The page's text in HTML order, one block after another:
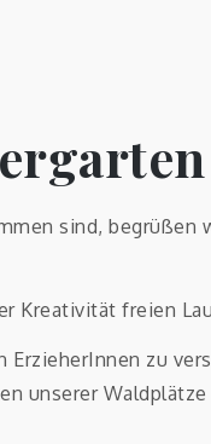
sind, begrüßen
Kreativität freien
ErzieherInnen zu
unserer